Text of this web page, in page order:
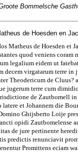
Bommelsche
de Hoesden en
Matheus de Hoesden et
quod veniens
legalium eidem ut
decem virgatarum terre
Theodericum de Cluus?
jugerum terre cum
de Zautbomell
et Johannem die
Ghijsberto Loije
opidi Zautbomelense
de jure pertinente
predictis renunciavit
Promittens eciam